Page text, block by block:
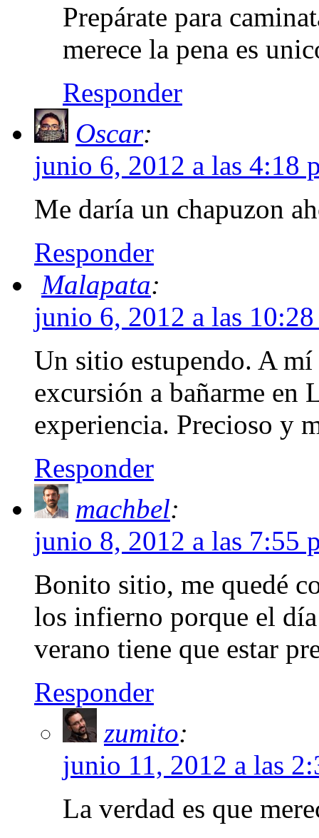
Prepárate para
merece la pena es
Responder
Oscar:
junio 6, 2012 a las 4:18
Me daría un chapuzon
Responder
Malapata:
junio 6, 2012 a las
Un sitio estupendo. A
excursión a bañarme en
experiencia. Precioso y
Responder
machbel:
junio 8, 2012 a las 7:55
Bonito sitio, me quedé
los infierno porque el
verano tiene que estar
Responder
zumito:
junio 11, 2012 a las
La verdad es que